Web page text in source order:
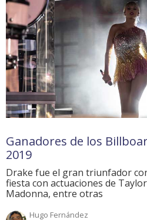
Ganadores de los
2019
Drake fue el gran triunfador
fiesta con actuaciones de
Madonna, entre otras
Hugo Fernández